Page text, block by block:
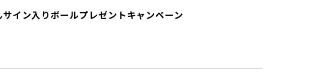
イン入りボールプレゼントキャンペーン